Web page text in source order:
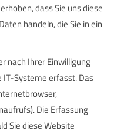
dass Sie uns diese
handeln, die Sie in ein
nach Ihrer Einwilligung
IT-Systeme erfasst. Das
Die Erfassung
Sie diese Website